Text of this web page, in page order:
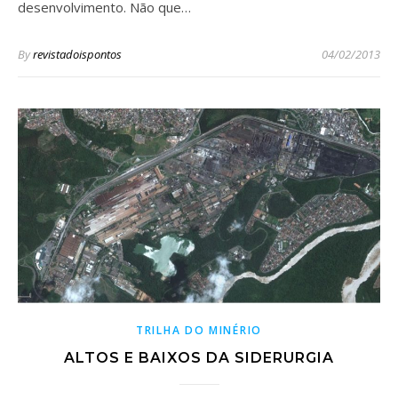
desenvolvimento. Não que…
Byrevistadoispontos 04/02/2013
TRILHA DO MINÉRIO
ALTOS E BAIXOS DA SIDERURGIA